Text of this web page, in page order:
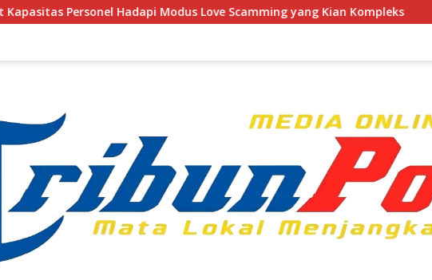
Modus Love Scamming yang Kian Kompleks Polri Kerahkan 372